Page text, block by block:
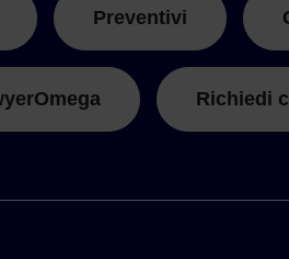
Preventivi
Richiedi